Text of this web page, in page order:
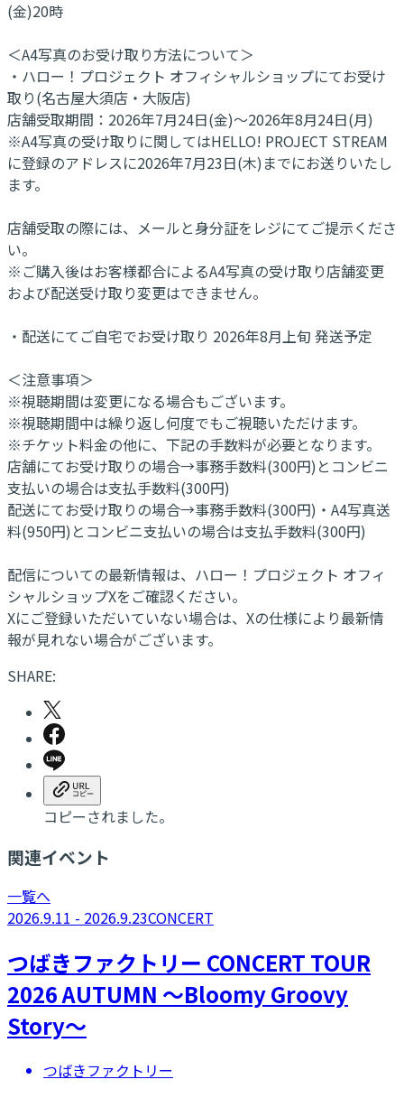
(金)20時
＜A4写真のお受け取り方法について＞
・ハロー！プロジェクト オフィシャルショップにてお受け
取り(名古屋大須店・大阪店)
店舗受取期間：2026年7月24日(金)～2026年8月24日(月)
※A4写真の受け取りに関してはHELLO! PROJECT STREAM
に登録のアドレスに2026年7月23日(木)までにお送りいたし
ます。
店舗受取の際には、メールと身分証をレジにてご提示くださ
い。
※ご購入後はお客様都合によるA4写真の受け取り店舗変更
および配送受け取り変更はできません。
・配送にてご自宅でお受け取り 2026年8月上旬 発送予定
＜注意事項＞
※視聴期間は変更になる場合もございます。
※視聴期間中は繰り返し何度でもご視聴いただけます。
※チケット料金の他に、下記の手数料が必要となります。
店舗にてお受け取りの場合→事務手数料(300円)とコンビニ
支払いの場合は支払手数料(300円)
配送にてお受け取りの場合→事務手数料(300円)・A4写真送
料(950円)とコンビニ支払いの場合は支払手数料(300円)
配信についての最新情報は、ハロー！プロジェクト オフィ
シャルショップXをご確認ください。
Xにご登録いただいていない場合は、Xの仕様により最新情
報が見れない場合がございます。
SHARE:
コピーされました。
関連イベント
一覧へ
2026.9.11 - 2026.9.23CONCERT
つばきファクトリー CONCERT TOUR
2026 AUTUMN ～Bloomy Groovy
Story～
つばきファクトリー